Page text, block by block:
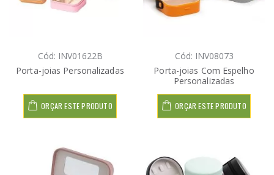
Cód: INV01622B
Porta-joias Personalizadas
ORÇAR ESTE PRODUTO
Cód: INV08073
Porta-joias Com Espelho
Personalizadas
ORÇAR ESTE PRODUTO